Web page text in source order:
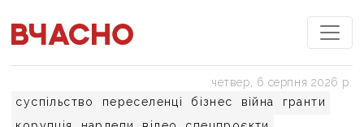
суспільство переселенці бізнес війна
гранти
четвер, 6 серпня 2026 р.